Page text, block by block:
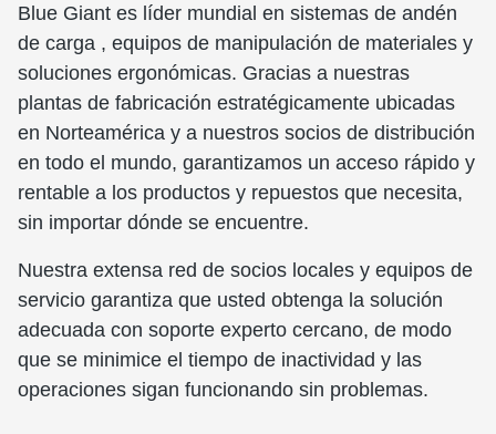
Blue Giant es líder mundial en sistemas de andén
de carga , equipos de manipulación de materiales y
soluciones ergonómicas. Gracias a nuestras
plantas de fabricación estratégicamente ubicadas
en Norteamérica y a nuestros socios de distribución
en todo el mundo, garantizamos un acceso rápido y
rentable a los productos y repuestos que necesita,
sin importar dónde se encuentre.
Nuestra extensa red de socios locales y equipos de
servicio garantiza que usted obtenga la solución
adecuada con soporte experto cercano, de modo
que se minimice el tiempo de inactividad y las
operaciones sigan funcionando sin problemas.